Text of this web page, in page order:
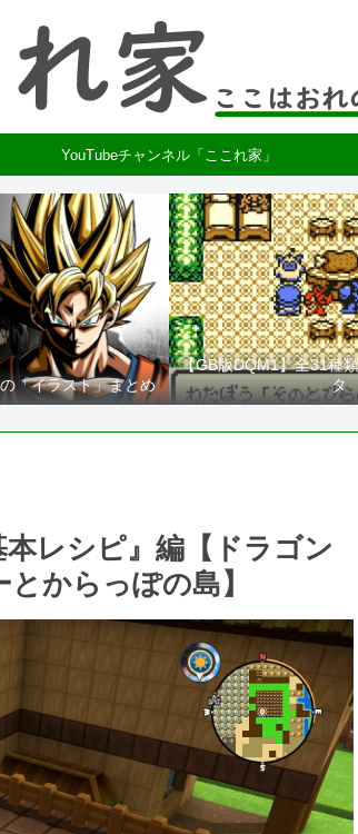
YouTubeチャンネル「ここれ家」
「イラスト」まとめ
【GB版DQM1】全31種
タ
本レシピ』編【ドラゴン
からっぽの島】